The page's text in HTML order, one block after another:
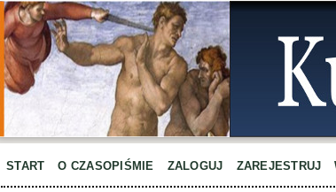
START O CZASOPIŚMIE ZALOGUJ ZAREJESTRUJ